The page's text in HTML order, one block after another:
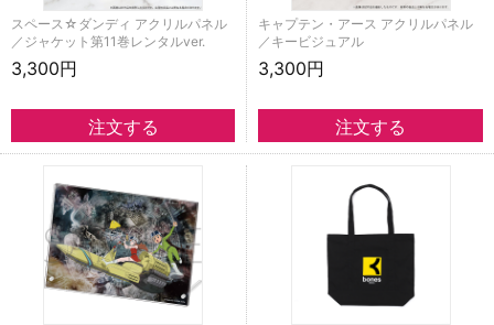
スペース☆ダンディ アクリルパネル
／ジャケット第11巻レンタルver.
3,300円
キャプテン・アース アクリルパネル
／キービジュアル
3,300円